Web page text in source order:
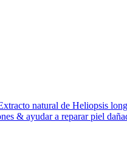
natural de Heliopsis
& ayudar a reparar piel